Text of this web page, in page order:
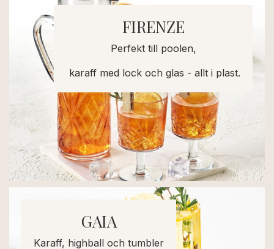
FIRENZE
Perfekt till poolen,
karaff med lock och glas - allt i plast.
GAIA
Karaff, highball och tumbler